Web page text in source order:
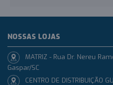
NOSSAS LOJAS
MATRIZ - Rua Dr. Nereu
Gaspar/SC
CENTRO DE DISTRIBUIÇÃO